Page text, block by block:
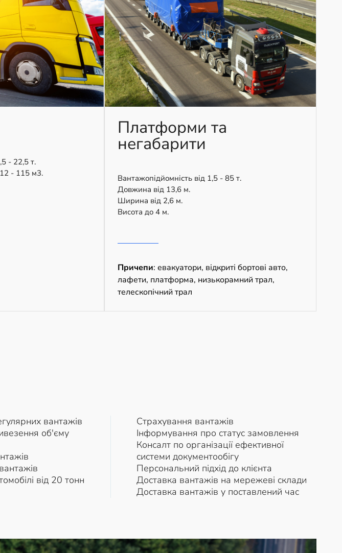
- 22,5 т.
- 115 м3.
Платформи та
негабарити
Вантажопідйомність від 1,5 - 85 т.
Довжина від 13,6 м.
Ширина від 2,6 м.
Висота до 4 м.
Причепи: евакуатори, відкриті бортові авто,
лафети, платформа, низькорамний трал,
телескопічний трал
вантажів
об'єму
від 20 тонн
Страхування вантажів
Інформування про статус замовлення
Консалт по організації ефективної
системи документообігу
Персональний підхід до клієнта
Доставка вантажів на мережеві склади
Доставка вантажів у поставлений час